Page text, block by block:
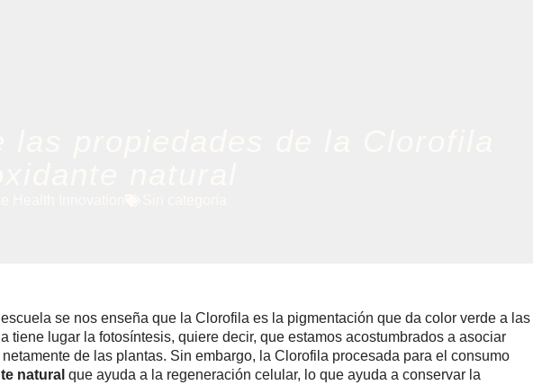
se nos enseña que la Clorofila es la pigmentación que da color verde a las
tiene lugar la fotosíntesis, quiere decir, que estamos acostumbrados a asociar
netamente de las plantas. Sin embargo, la Clorofila procesada para el consumo
natural que ayuda a la regeneración celular, lo que ayuda a conservar la